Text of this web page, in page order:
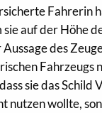
Fahrerin
auf der Höhe
des
sie das
nutzen wollte,